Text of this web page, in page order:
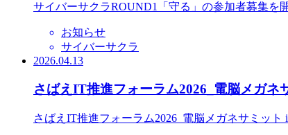
サイバーサクラROUND1「守る」の参加者募集を
お知らせ
サイバーサクラ
2026.04.13
さばえIT推進フォーラム2026_電脳メガネ
さばえIT推進フォーラム2026_電脳メガネサミット